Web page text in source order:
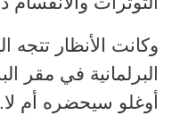
وكانت الأنظار تتجه
البرلمانية في مقر
أوغلو سيحضره أم لا.